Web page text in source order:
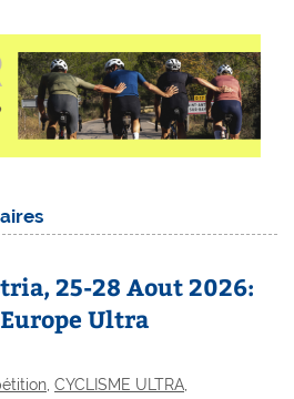
25-28 Aout 2026:
Ultra
,CYCLISME ULTRA,